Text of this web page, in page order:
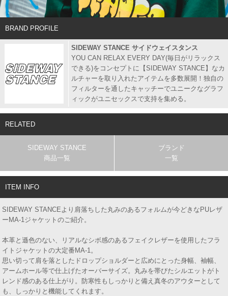
BRAND PROFILE
SIDEWAY STANCE サイドウェイスタンス
YOU CAN RELAX EVERY DAY(毎日がリラックス
できる)をコンセプトに【SIDEWAY STANCE】なカ
ルチャーを取り入れたアイテムを多数展開！独自の
フィルターを通したキャッチーでユニークなグラフ
ィックがユニセックスで支持を集める。
RELATED
SIDEWAY STANCE
商品一覧
ブランド
一覧
ITEM INFO
SIDEWAY STANCEより肩落ちした丸みのあるフォルムが今どきなPUレザ
ーMA-1ジャケットのご紹介。
本革と遜色のない、リアルなシボ感のあるフェイクレザーを使用したフラ
イトジャケットの大定番MA-1。
思い切って肩を落としたドロップショルダーと広めにとった身幅、袖幅、
アームホール等で仕上げたオーバーサイズ。丸みを帯びたシルエットがト
レンド感のある仕上がり。防寒性もしっかりと備え真冬のアウターとして
も、しっかりと機能してくれます。